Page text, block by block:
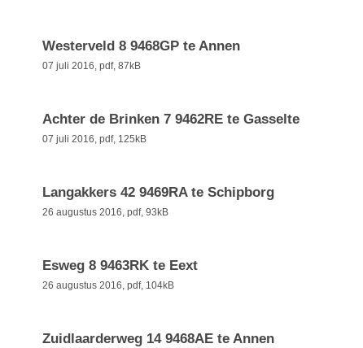
Westerveld 8 9468GP te Annen
07 juli 2016, pdf, 87kB
Achter de Brinken 7 9462RE te Gasselte
07 juli 2016, pdf, 125kB
Langakkers 42 9469RA te Schipborg
26 augustus 2016, pdf, 93kB
Esweg 8 9463RK te Eext
26 augustus 2016, pdf, 104kB
Zuidlaarderweg 14 9468AE te Annen